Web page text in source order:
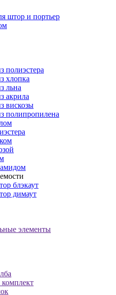
штор и портьер
полиэстера
хлопка
льна
акрила
вискозы
полипропилена
блэкаут
димаут
элементы